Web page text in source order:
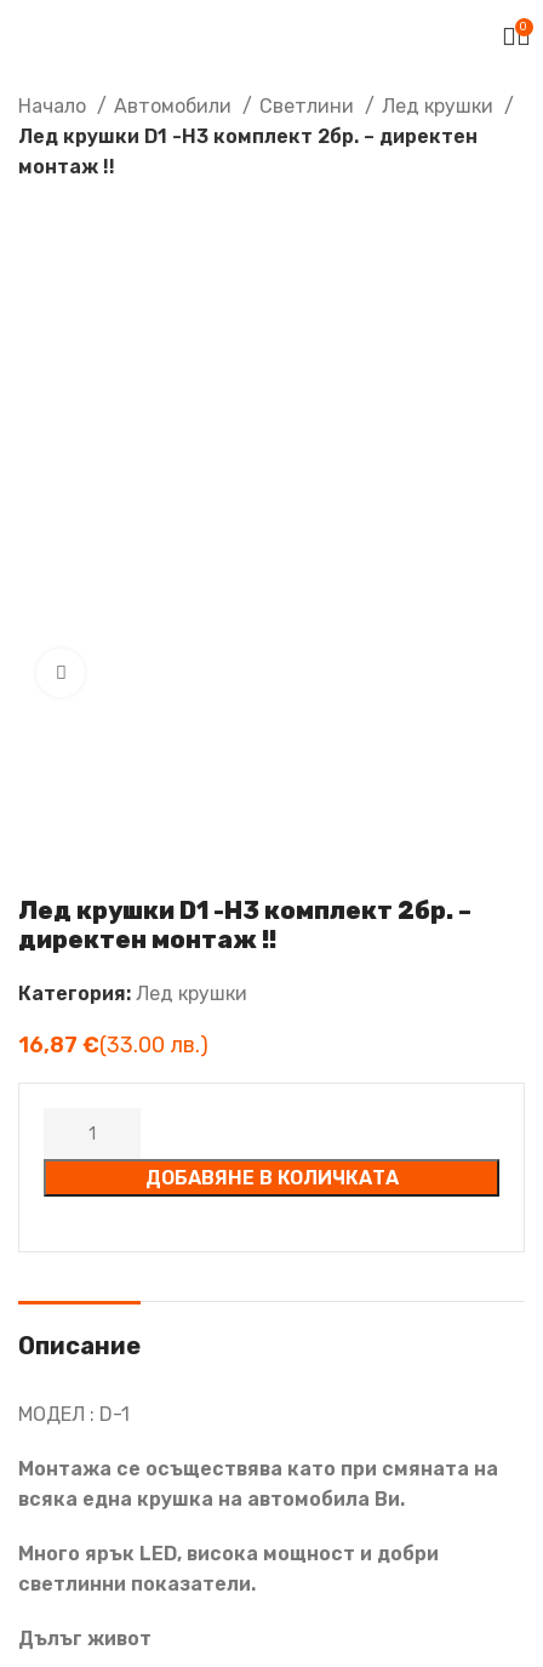
0
Начало Автомобили Светлини
Лед крушки
Лед крушки D1 -H3 комплект 2бр. – директен
монтаж !!
Лед крушки D1 -H3 комплект 2бр. –
директен монтаж !!
Категория: Лед крушки
€
ДОБАВЯНЕ В КОЛИЧКАТА
Описание
МОДЕЛ : D-1
Монтажа се осъществява като при смяната на
всяка една крушка на автомобила Ви.
Много ярък LED, висока мощност и добри
светлинни показатели.
Дълъг живот